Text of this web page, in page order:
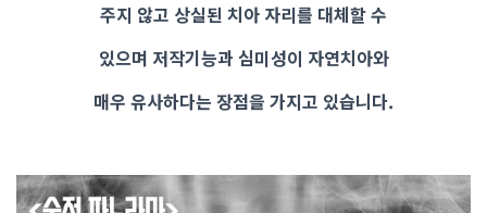
주지 않고 상실된 치아 자리를 대체할 수
있으며 저작기능과 심미성이 자연치아와
매우 유사하다는 장점을 가지고 있습니다.